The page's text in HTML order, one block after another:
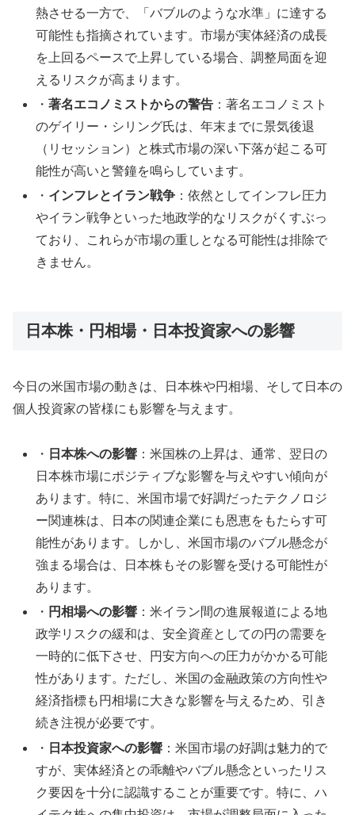
熱させる一方で、「バブルのような水準」に達する
可能性も指摘されています。市場が実体経済の成長
を上回るペースで上昇している場合、調整局面を迎
えるリスクが高まります。
・著名エコノミストからの警告 ：著名エコノミスト
のゲイリー・シリング氏は、年末までに景気後退
（リセッション）と株式市場の深い下落が起こる可
能性が高いと警鐘を鳴らしています。
・ インフレとイラン戦争 ：依然としてインフレ圧力
やイラン戦争といった地政学的なリスクがくすぶっ
ており、これらが市場の重しとなる可能性は排除で
きません。
日本株・円相場・日本投資家への影響
今日の米国市場の動きは、日本株や円相場、そして日本の
個人投資家の皆様にも影響を与えます。
・ 日本株への影響 ：米国株の上昇は、通常、翌日の
日本株市場にポジティブな影響を与えやすい傾向が
あります。特に、米国市場で好調だったテクノロジ
ー関連株は、日本の関連企業にも恩恵をもたらす可
能性があります。しかし、米国市場のバブル懸念が
強まる場合は、日本株もその影響を受ける可能性が
あります。
・ 円相場への影響 ：米イラン間の進展報道による地
政学リスクの緩和は、安全資産としての円の需要を
一時的に低下させ、円安方向への圧力がかかる可能
性があります。ただし、米国の金融政策の方向性や
経済指標も円相場に大きな影響を与えるため、引き
続き注視が必要です。
・ 日本投資家への影響 ：米国市場の好調は魅力的で
すが、実体経済との乖離やバブル懸念といったリス
ク要因を十分に認識することが重要です。特に、ハ